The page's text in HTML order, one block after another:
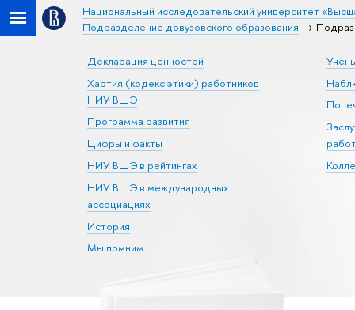
Национальный исследовательский университет
Подразделение довузовского образования
Декларация ценностей
Хартия (кодекс этики) работников
НИУ ВШЭ
Программа развития
Цифры и факты
НИУ ВШЭ в рейтингах
НИУ ВШЭ в международных
ассоциациях
История
Мы помним